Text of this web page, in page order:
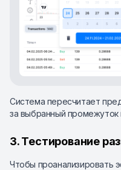
Система пересчитает
за выбранный промежуток
3. Тестирование
Чтобы проанализировать